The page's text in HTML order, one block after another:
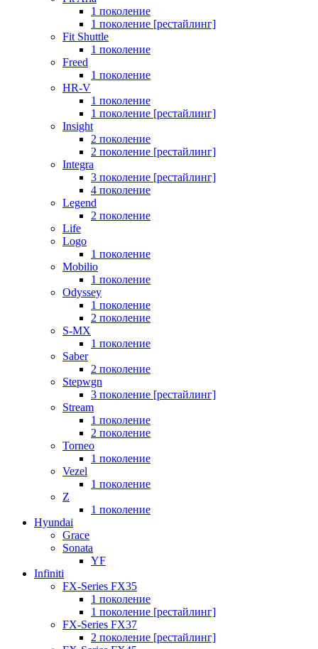
1 поколение
1 поколение [рестайлинг]
Fit Shuttle
1 поколение
Freed
1 поколение
HR-V
1 поколение
1 поколение [рестайлинг]
Insight
2 поколение
2 поколение [рестайлинг]
Integra
3 поколение [рестайлинг]
4 поколение
Legend
2 поколение
Life
Logo
1 поколение
Mobilio
1 поколение
Odyssey
1 поколение
2 поколение
S-MX
1 поколение
Saber
2 поколение
Stepwgn
3 поколение [рестайлинг]
Stream
1 поколение
2 поколение
Torneo
1 поколение
Vezel
1 поколение
Z
1 поколение
Hyundai
Grace
Sonata
YF
Infiniti
FX-Series FX35
1 поколение
1 поколение [рестайлинг]
FX-Series FX37
2 поколение [рестайлинг]